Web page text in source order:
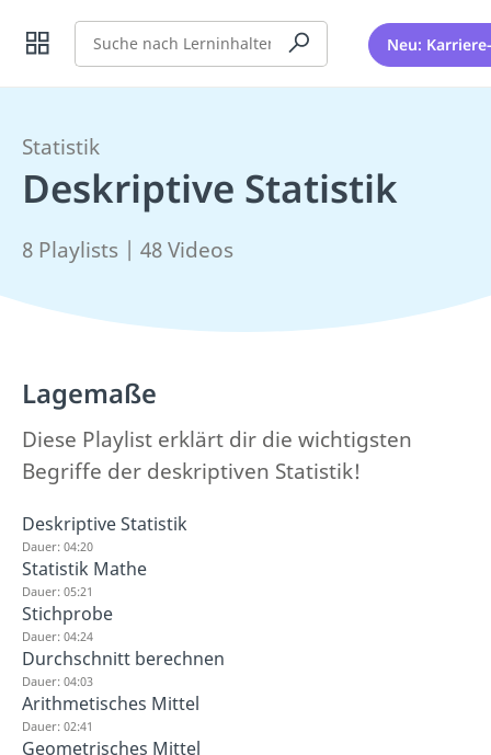
Suche Neu:
Statistik
Deskriptive Statistik
8 Playlists | 48 Videos
Lagemaße
Diese Playlist erklärt dir die wichtigsten
Begriffe der deskriptiven Statistik!
Deskriptive Statistik
Dauer: 04:20
Statistik Mathe
Dauer: 05:21
Stichprobe
Dauer: 04:24
Durchschnitt berechnen
Dauer: 04:03
Arithmetisches Mittel
Dauer: 02:41
Geometrisches Mittel